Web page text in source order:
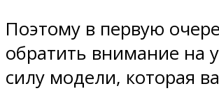
Поэтому в первую
обратить внимание на
силу модели, которая